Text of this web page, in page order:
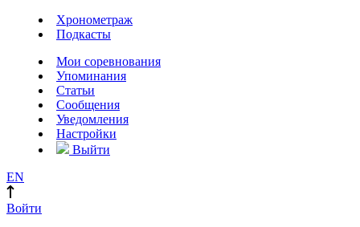
Хронометраж
Подкасты
Мои соревнования
Упоминания
Статьи
Сообщения
Уведомления
Настройки
Выйти
EN
Войти